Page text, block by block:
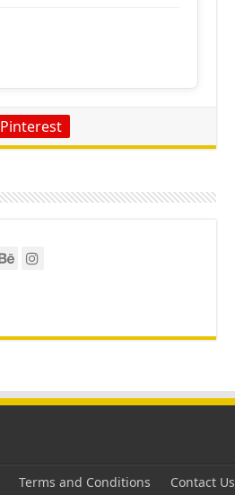
Pinterest
Terms and Conditions Contact Us